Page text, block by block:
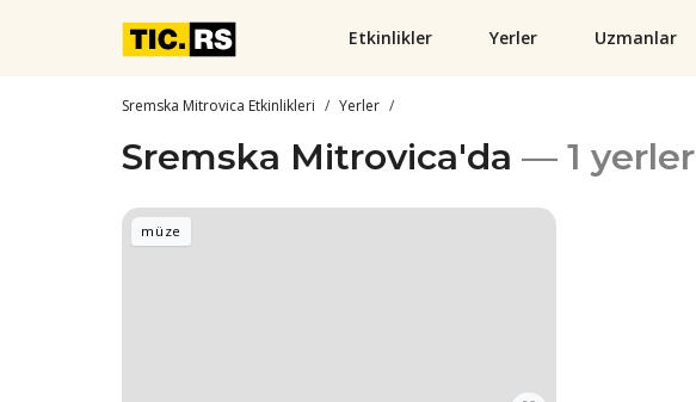
Etkinlikler Yerler Uzmanlar
Sremska Mitrovica Etkinlikleri Yerler
Sremska Mitrovica'da — 1 yerler
müze